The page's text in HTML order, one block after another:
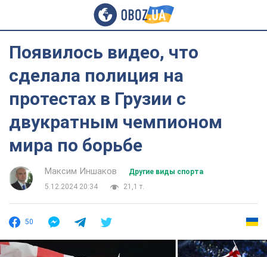
Появилось видео, что
сделала полиция на
протестах в Грузии с
двукратным чемпионом
мира по борьбе
Максим Иншаков
Другие виды спорта
5.12.2024 20:34
21,1 т.
50